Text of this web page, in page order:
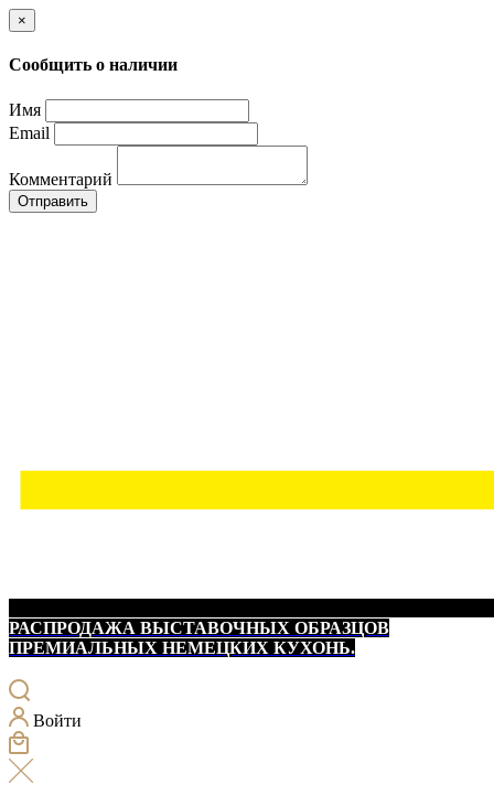
×
Сообщить о наличии
Имя
Email
Комментарий
Отправить
РАСПРОДАЖА ВЫСТАВОЧНЫХ ОБРАЗЦОВ
ПРЕМИАЛЬНЫХ НЕМЕЦКИХ КУХОНЬ.
Войти